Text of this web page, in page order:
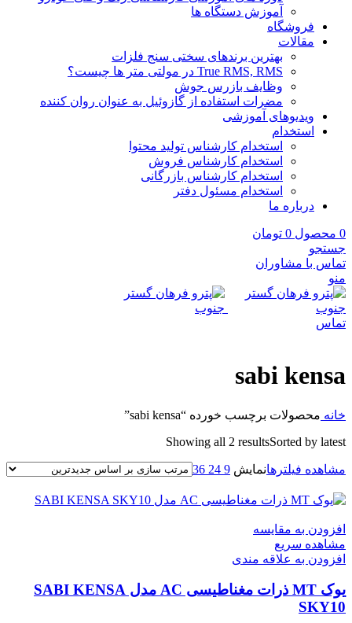
آموزش دستگاه ها
فروشگاه
مقالات
بهترین برندهای سختی سنج فلزات
True RMS, RMS در مولتی متر ها چیست؟
وظایف بازرس جوش
مضرات استفاده از گازوئیل به عنوان روان کننده
ویدیوهای آموزشی
استخدام
استخدام کارشناس تولید محتوا
استخدام کارشناس فروش
استخدام کارشناس بازرگانی
استخدام مسئول دفتر
درباره ما
0 محصول 0 تومان
جستجو
تماس با مشاوران
منو
تماس
sabi kensa
خانه محصولات برچسب خورده “sabi kensa”
Showing all 2 resultsSorted by latest
مشاهده فیلترهانمایش 9
24
36
افزودن به مقایسه
مشاهده سریع
افزودن به علاقه مندی
یوک MT ذرات مغناطیسی AC مدل SABI KENSA
SKY10